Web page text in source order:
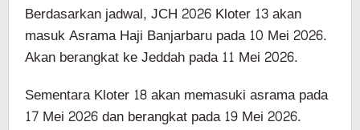
Berdasarkan jadwal, JCH 2026 Kloter 13 akan
masuk Asrama Haji Banjarbaru pada 10 Mei 2026.
Akan berangkat ke Jeddah pada 11 Mei 2026.
Sementara Kloter 18 akan memasuki asrama pada
17 Mei 2026 dan berangkat pada 19 Mei 2026.